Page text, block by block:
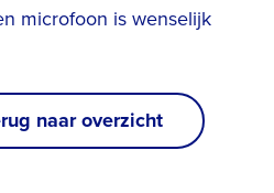
microfoon is wenselijk
naar overzicht